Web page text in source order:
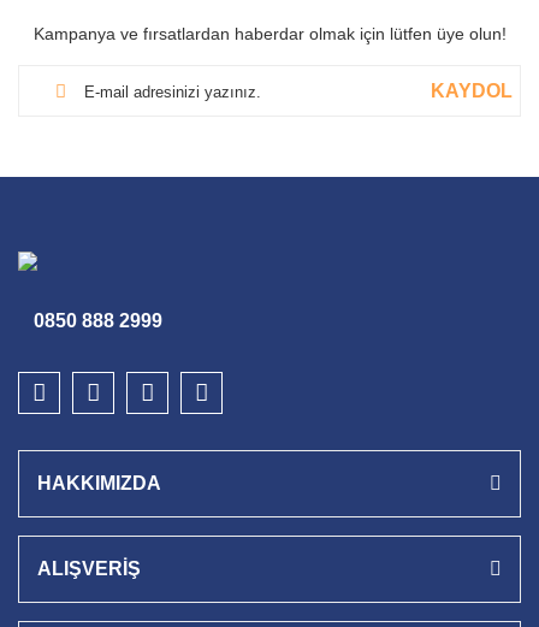
Kampanya ve fırsatlardan haberdar olmak için lütfen üye olun!
KAYDOL
0850 888 2999
HAKKIMIZDA
ALIŞVERİŞ